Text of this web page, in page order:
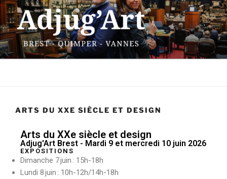
ADJUG'ART
13 rue Traverse – 29200 Brest
ARTS DU XXE SIÈCLE ET DESIGN
Arts du XXe siècle et design
Adjug'Art Brest - Mardi 9 et mercredi 10 juin 2026
EXPOSITIONS
Dimanche 7 juin : 15h-18h
Lundi 8 juin : 10h-12h/14h-18h